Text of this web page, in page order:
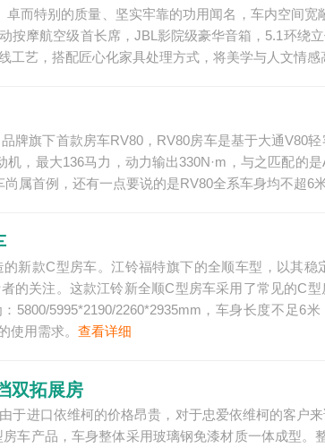
而特别的质量、坚实牢靠的功用闻名，车内空间
按摩航空级首长席，JBL影院级豪华音箱，5.1环绕
工艺，搭配匠心化家具处理方式，将美学与人文情感
牌旗下首款房车RV80，RV80房车是基于大通V80
，最大136马力，动力输出330N·m，与之匹配的
属首例，还有一点要说的是RV80全系车身均不超6
新款C型房车。江铃福特旗下的全顺车型，以其
的关注。这款江铃新全顺C型房车采用了常见的C
5800/5995*2190/2260*2935mm，车身长度不足6
使用需求。 查看详细
双拓展房
于进口依维柯的价格昂贵，对于忠爱依维柯的客户
车产品，车身整体采用玻璃钢免漆材质一体成型。